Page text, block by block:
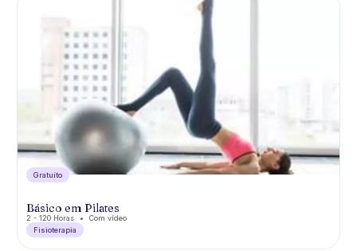
Gratuíto
Básico em Pilates
2 - 120 Horas
Com vídeo
Fisioterapia